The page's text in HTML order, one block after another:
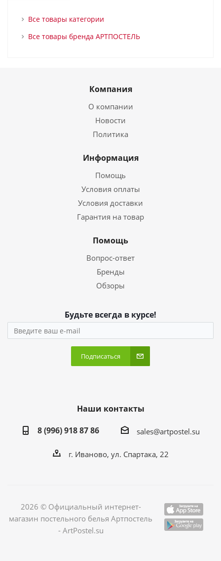
Все товары категории
Все товары бренда АРТПОСТЕЛЬ
Компания
О компании
Новости
Политика
Информация
Помощь
Условия оплаты
Условия доставки
Гарантия на товар
Помощь
Вопрос-ответ
Бренды
Обзоры
Будьте всегда в курсе!
Подписаться
Наши контакты
8 (996) 918 87 86
sales@artpostel.su
г. Иваново, ул. Спартака, 22
2026 © Официальный интернет-
магазин постельного белья Артпостель
- ArtPostel.su